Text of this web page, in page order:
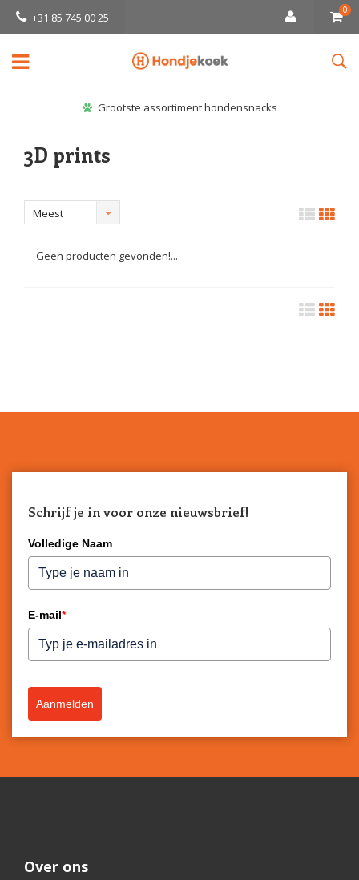
+31 85 745 00 25
0
Grootste assortiment hondensnacks
3D prints
Meest
Geen producten gevonden!...
Schrijf je in voor onze nieuwsbrief!
Volledige Naam
E-mail*
Aanmelden
Over ons